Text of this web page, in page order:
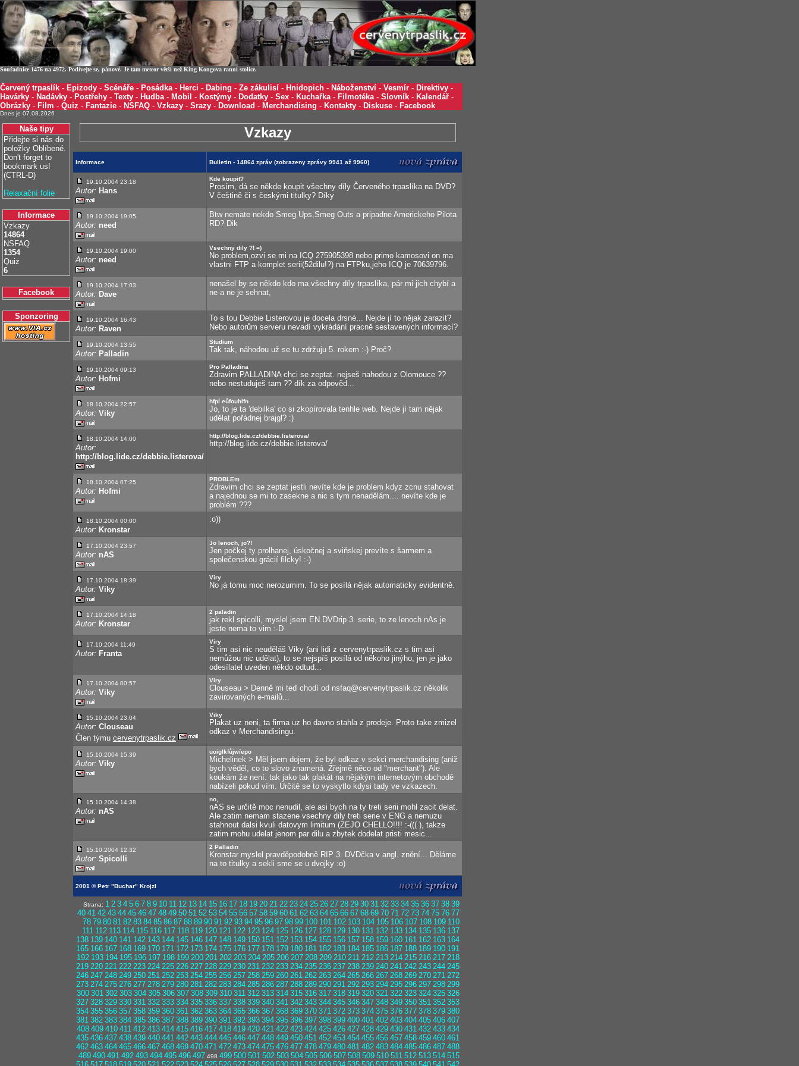
Souřadnice 1476 na 4972. Podívejte se, pánové. Je tam meteor větší než King Kongova ranní stolice.
Červený trpaslík - Epizody - Scénáře - Posádka- Herci - Dabing - Ze zákulisí - Hnidopich - Náboženství - Vesmír - Direktivy -
Havárky - Nadávky - Postřehy - Texty - Hudba- Mobil - Kostýmy - Dodatky - Sex - Kuchařka- Filmotéka- Slovník - Kalendář -
Obrázky - Film - Quiz - Fantazie - NSFAQ - Vzkazy - Srazy - Download - Merchandising - Kontakty - Diskuse - Facebook
Dnes je 07.08.2026
Naše tipy
Přidejte si nás do
položky Oblíbené.
Don't forget to
bookmark us!
(CTRL-D)
Relaxační folie
Informace
Vzkazy
14864
NSFAQ
1354
Quiz
6
Facebook
Sponzoring
Vzkazy
Informace Bulletin - 14864 zpráv (zobrazeny zprávy 9941 až 9960)
19.10.2004 23:18
Autor: Hans
Kde koupit?
Prosím, dá se někde koupit všechny díly Červeného trpaslíka na DVD?
V češtině či s českými titulky? Díky
19.10.2004 19:05
Autor: need
Btw nemate nekdo Smeg Ups,Smeg Outs a pripadne Americkeho Pilota
RD? Dik
19.10.2004 19:00
Autor: need
Vsechny dily ?! =)
No problem,ozvi se mi na ICQ 275905398 nebo primo kamosovi on ma
vlastni FTP a komplet serii(52dilu!?) na FTPku,jeho ICQ je 70639796.
19.10.2004 17:03
Autor: Dave
nenašel by se někdo kdo ma všechny díly trpaslíka, pár mi jich chybí a
ne a ne je sehnat,
19.10.2004 16:43
Autor: Raven
To s tou Debbie Listerovou je docela drsné... Nejde jí to nějak zarazit?
Nebo autorům serveru nevadí vykrádání pracně sestavených informací?
19.10.2004 13:55
Autor: Palladin
Studium
Tak tak, náhodou už se tu zdržuju 5. rokem :-) Proč?
19.10.2004 09:13
Autor: Hofmi
Pro Palladina
Zdravim PALLADINA chci se zeptat. nejseš nahodou z Olomouce ??
nebo nestuduješ tam ?? dík za odpověd...
18.10.2004 22:57
Autor: Viky
hfpí eůfouhlfn
Jo, to je ta 'debilka' co si zkopírovala tenhle web. Nejde jí tam nějak
udělat pořádnej brajgl? :)
18.10.2004 14:00
Autor:
http://blog.lide.cz/debbie.listerova/
http://blog.lide.cz/debbie.listerova/
http://blog.lide.cz/debbie.listerova/
18.10.2004 07:25
Autor: Hofmi
PROBLEm
Zdravim chci se zeptat jestli nevíte kde je problem kdyz zcnu stahovat
a najednou se mi to zasekne a nic s tym nenadělám.... nevíte kde je
problém ???
18.10.2004 00:00
Autor: Kronstar
:o))
17.10.2004 23:57
Autor: nAS
Jo lenoch, jo?!
Jen počkej ty prolhanej, úskočnej a sviňskej prevíte s šarmem a
společenskou grácií filcky! :-)
17.10.2004 18:39
Autor: Viky
Viry
No já tomu moc nerozumim. To se posílá nějak automaticky evidentně.
17.10.2004 14:18
Autor: Kronstar
2 paladin
jak rekl spicolli, myslel jsem EN DVDrip 3. serie, to ze lenoch nAs je
jeste nema to vim :-D
17.10.2004 11:49
Autor: Franta
Viry
S tim asi nic neuděláš Viky (ani lidi z cervenytrpaslik.cz s tim asi
nemůžou nic udělat), to se nejspíš posílá od někoho jinýho, jen je jako
odesílatel uveden někdo odtud...
17.10.2004 00:57
Autor: Viky
Viry
Clouseau > Denně mi teď chodí od nsfaq@cervenytrpaslik.cz několik
zavirovaných e-mailů...
15.10.2004 23:04
Autor: Clouseau
Člen týmu cervenytrpaslik.cz
Viky
Plakat uz neni, ta firma uz ho davno stahla z prodeje. Proto take zmizel
odkaz v Merchandisingu.
15.10.2004 15:39
Autor: Viky
uoiglkfůjwíepo
Michelinek > Měl jsem dojem, že byl odkaz v sekci merchandising (aniž
bych věděl, co to slovo znamená. Zřejmě něco od "merchant"). Ale
koukám že není. tak jako tak plakát na nějakým internetovým obchodě
nabízeli pokud vím. Určitě se to vyskytlo kdysi tady ve vzkazech.
15.10.2004 14:38
Autor: nAS
no,
nAS se určitě moc nenudil, ale asi bych na ty treti serii mohl zacit delat.
Ale zatim nemam stazene vsechny dily treti serie v ENG a nemuzu
stahnout dalsi kvuli datovym limitum (ZEJO CHELLO!!!! :-((( ), takze
zatim mohu udelat jenom par dilu a zbytek dodelat pristi mesic...
15.10.2004 12:32
Autor: Spicolli
2 Palladin
Kronstar myslel pravděpodobně RIP 3. DVDčka v angl. znění... Děláme
na to titulky a sekli sme se u dvojky :o)
2001 © Petr "Buchar" Krojzl
Strana: 1 2 3 4 5 6 7 8 9 10 11 12 13 14 15 16 17 18 19 20 21 22 23 24 25 26 27 28 29 30 31 32 33 34 35 36 37 38 39
40 41 42 43 44 45 46 47 48 49 50 51 52 53 54 55 56 57 58 59 60 61 62 63 64 65 66 67 68 69 70 71 72 73 74 75 76 77
78 79 80 81 82 83 84 85 86 87 88 89 90 91 92 93 94 95 96 97 98 99 100 101 102 103 104 105 106 107 108 109 110
111 112 113 114 115 116 117 118 119 120 121 122 123 124 125 126 127 128 129 130 131 132 133 134 135 136 137
138 139 140 141 142 143 144 145 146 147 148 149 150 151 152 153 154 155 156 157 158 159 160 161 162 163 164
165 166 167 168 169 170 171 172 173 174 175 176 177 178 179 180 181 182 183 184 185 186 187 188 189 190 191
192 193 194 195 196 197 198 199 200 201 202 203 204 205 206 207 208 209 210 211 212 213 214 215 216 217 218
219 220 221 222 223 224 225 226 227 228 229 230 231 232 233 234 235 236 237 238 239 240 241 242 243 244 245
246 247 248 249 250 251 252 253 254 255 256 257 258 259 260 261 262 263 264 265 266 267 268 269 270 271 272
273 274 275 276 277 278 279 280 281 282 283 284 285 286 287 288 289 290 291 292 293 294 295 296 297 298 299
300 301 302 303 304 305 306 307 308 309 310 311 312 313 314 315 316 317 318 319 320 321 322 323 324 325 326
327 328 329 330 331 332 333 334 335 336 337 338 339 340 341 342 343 344 345 346 347 348 349 350 351 352 353
354 355 356 357 358 359 360 361 362 363 364 365 366 367 368 369 370 371 372 373 374 375 376 377 378 379 380
381 382 383 384 385 386 387 388 389 390 391 392 393 394 395 396 397 398 399 400 401 402 403 404 405 406 407
408 409 410 411 412 413 414 415 416 417 418 419 420 421 422 423 424 425 426 427 428 429 430 431 432 433 434
435 436 437 438 439 440 441 442 443 444 445 446 447 448 449 450 451 452 453 454 455 456 457 458 459 460 461
462 463 464 465 466 467 468 469 470 471 472 473 474 475 476 477 478 479 480 481 482 483 484 485 486 487 488
489 490 491 492 493 494 495 496 497 498 499 500 501 502 503 504 505 506 507 508 509 510 511 512 513 514 515